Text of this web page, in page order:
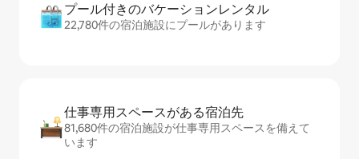
プール付きのバ⁠ケ⁠ー⁠シ⁠ョ⁠ンレ⁠ン⁠タ⁠ル
22,780件の宿泊施設にプールがあります
仕事専用ス⁠ペ⁠ー⁠スがあ⁠る宿⁠泊⁠先
81,680件の宿泊施設が仕事専用スペースを備えて
います